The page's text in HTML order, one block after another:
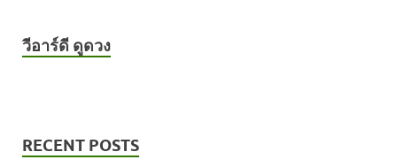
วีอาร์ดี ดูดวง
RECENT POSTS